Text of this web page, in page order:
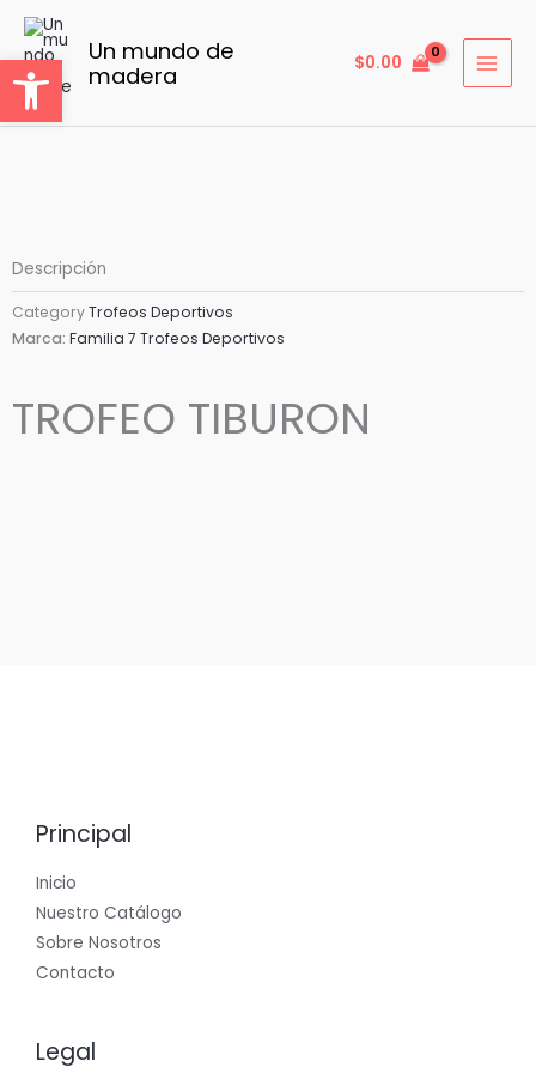
contenido
Un mundo de
madera
$0.00
Descripción
CategoryTrofeos Deportivos
Marca: Familia 7 Trofeos Deportivos
TROFEO TIBURON
Principal
Inicio
Nuestro Catálogo
Sobre Nosotros
Contacto
Legal
Abrir barra de herramientas